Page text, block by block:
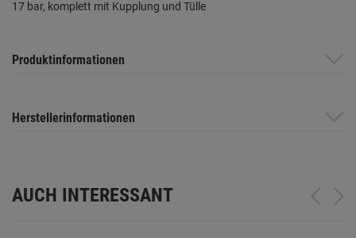
17 bar, komplett mit Kupplung und Tülle
Produktinformationen
Herstellerinformationen
AUCH INTERESSANT